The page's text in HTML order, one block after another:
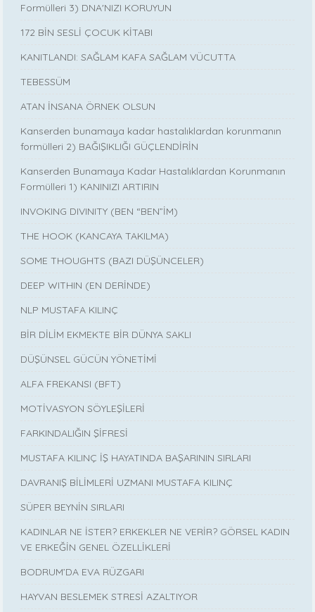
Formülleri 3) DNA'NIZI KORUYUN
172 BİN SESLİ ÇOCUK KİTABI
KANITLANDI: SAĞLAM KAFA SAĞLAM VÜCUTTA
TEBESSÜM
ATAN İNSANA ÖRNEK OLSUN
Kanserden bunamaya kadar hastalıklardan korunmanın
formülleri 2) BAĞIŞIKLIĞI GÜÇLENDİRİN
Kanserden Bunamaya Kadar Hastalıklardan Korunmanın
Formülleri 1) KANINIZI ARTIRIN
INVOKING DIVINITY (BEN “BEN”İM)
THE HOOK (KANCAYA TAKILMA)
SOME THOUGHTS (BAZI DÜŞÜNCELER)
DEEP WITHIN (EN DERİNDE)
NLP MUSTAFA KILINÇ
BİR DİLİM EKMEKTE BİR DÜNYA SAKLI
DÜŞÜNSEL GÜCÜN YÖNETİMİ
ALFA FREKANSI (BFT)
MOTİVASYON SÖYLEŞİLERİ
FARKINDALIĞIN ŞİFRESİ
MUSTAFA KILINÇ İŞ HAYATINDA BAŞARININ SIRLARI
DAVRANIŞ BİLİMLERİ UZMANI MUSTAFA KILINÇ
SÜPER BEYNİN SIRLARI
KADINLAR NE İSTER? ERKEKLER NE VERİR? GÖRSEL KADIN
VE ERKEĞİN GENEL ÖZELLİKLERİ
BODRUM’DA EVA RÜZGARI
HAYVAN BESLEMEK STRESİ AZALTIYOR